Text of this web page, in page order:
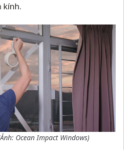
kính.
Ocean Impact Windows)